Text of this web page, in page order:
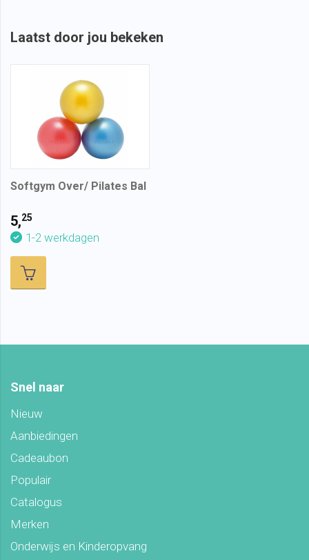
Laatst door jou bekeken
Softgym Over/ Pilates Bal
5,25
1-2 werkdagen
Snel naar
Nieuw
Aanbiedingen
Cadeaubon
Populair
Catalogus
Merken
Onderwijs en Kinderopvang